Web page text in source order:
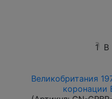
1 В
Великобритания
коронации